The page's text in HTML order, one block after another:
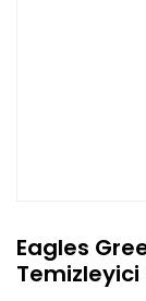
Eagles
Temizleyici